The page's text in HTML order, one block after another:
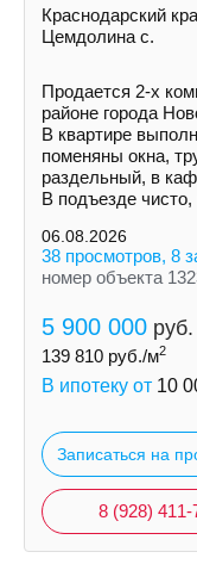
Краснодарский
Цемдолина с.
Продается 2-х
районе города
В квартире
поменяны окна,
раздельный, в
В подъезде
06.08.2026
38 просмотров, 8
номер объекта
5 900 000 руб.
139 810 руб./м2
В ипотеку от 10
Записаться на
8 (928) 411-